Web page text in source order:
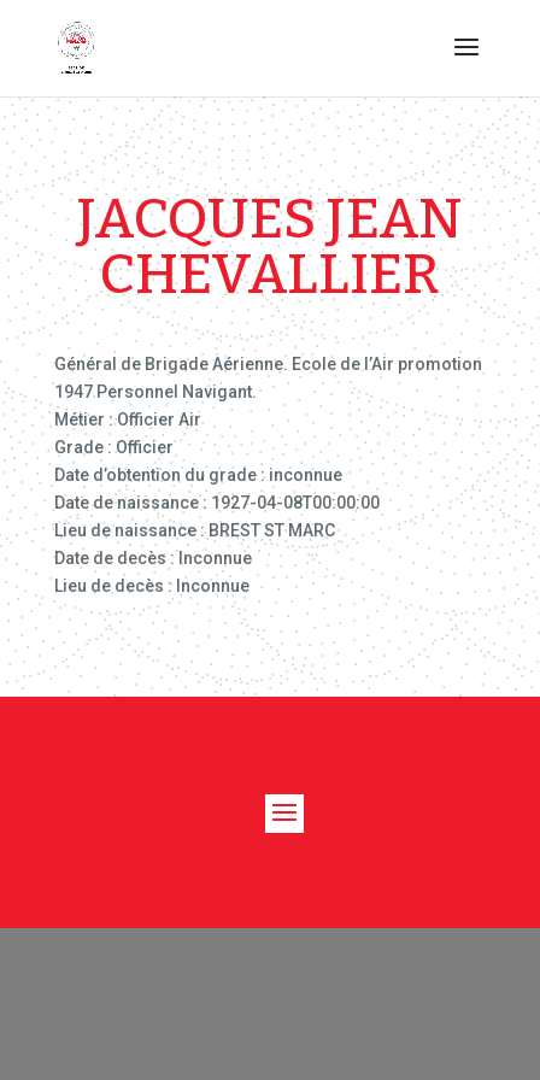
JACQUES JEAN
CHEVALLIER
Général de Brigade Aérienne. Ecole de l’Air promotion
1947 Personnel Navigant.
Métier : Officier Air
Grade : Officier
Date d’obtention du grade : inconnue
Date de naissance : 1927-04-08T00:00:00
Lieu de naissance : BREST ST MARC
Date de decès : Inconnue
Lieu de decès : Inconnue